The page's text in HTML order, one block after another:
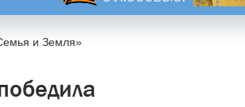
и Земля»